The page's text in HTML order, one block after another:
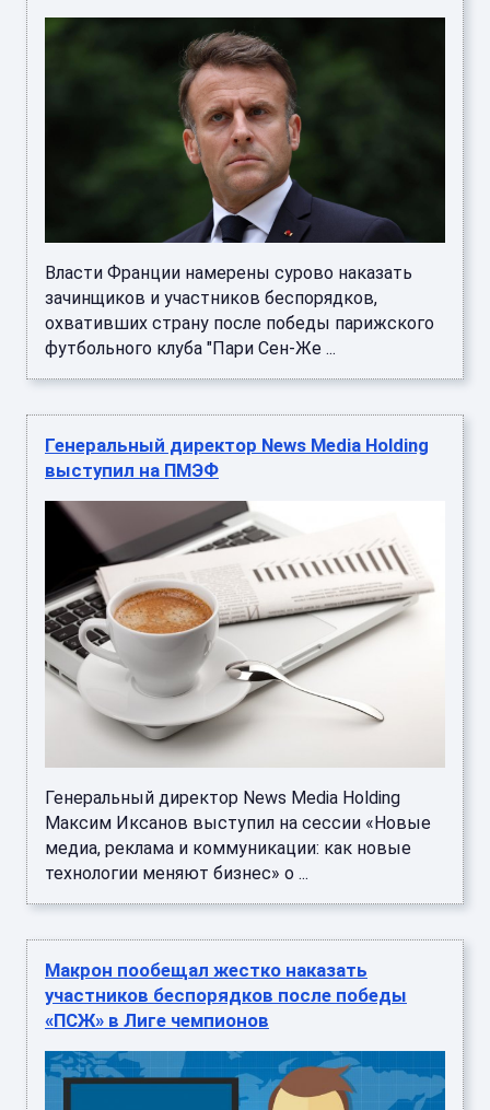
Власти Франции намерены сурово наказать
зачинщиков и участников беспорядков,
охвативших страну после победы парижского
футбольного клуба "Пари Сен-Же ...
Генеральный директор News Media Holding
выступил на ПМЭФ
Генеральный директор News Media Holding
Максим Иксанов выступил на сессии «Новые
медиа, реклама и коммуникации: как новые
технологии меняют бизнес» о ...
Макрон пообещал жестко наказать
участников беспорядков после победы
«ПСЖ» в Лиге чемпионов